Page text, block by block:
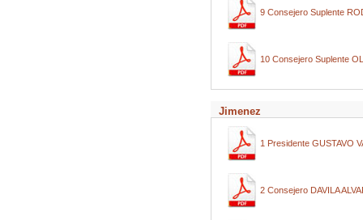
9 Consejero Suplente
10 Consejero Suplente
Jimenez
1 Presidente GUSTAVO
2 Consejero DAVILA